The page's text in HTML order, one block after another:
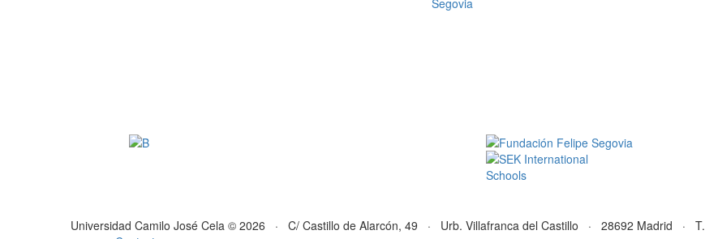
Universidad Camilo José Cela © 2026 · C/ Castillo de Alarcón, 49 · Urb. Villafranca del Castillo · 28692 Madrid · T.